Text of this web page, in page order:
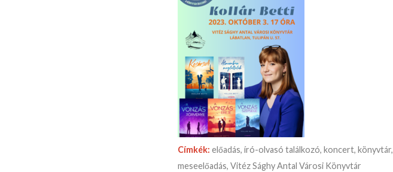
Címkék: előadás, író-olvasó találkozó, koncert, könyvtár,
meseelőadás, Vitéz Sághy Antal Városi Könyvtár